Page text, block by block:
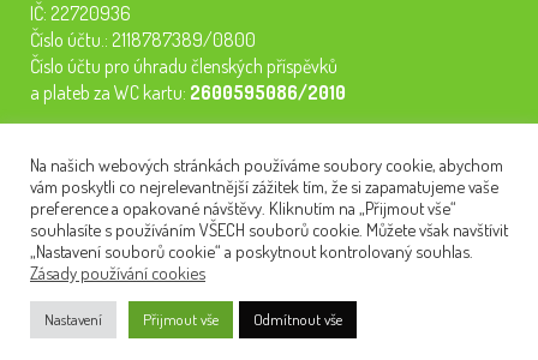
IČ: 22720936
Číslo účtu.: 2118787389/0800
Číslo účtu pro úhradu členských příspěvků
a plateb za WC kartu: 2600595086/2010
semináře, konferenci, plavbu na lodi a WC kartu. Z peněz
tiskneme odborné publikace pro pacienty.
NEWSLETTER
Na našich webových stránkách používáme soubory cookie, abychom
vám poskytli co nejrelevantnější zážitek tím, že si zapamatujeme vaše
preference a opakované návštěvy. Kliknutím na „Přijmout vše“
souhlasíte s používáním VŠECH souborů cookie. Můžete však navštívit
„Nastavení souborů cookie“ a poskytnout kontrolovaný souhlas.
Zásady používání cookies
Nastavení Přijmout vše Odmítnout vše